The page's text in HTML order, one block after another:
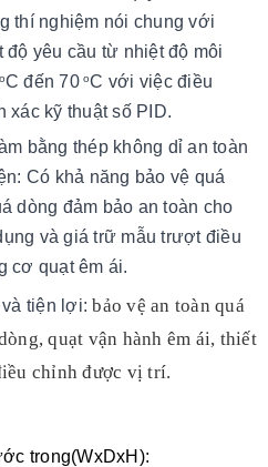
thí nghiệm nói chung với
độ yêu cầu từ nhiệt độ môi
oC đến 70oC với việc điều
xác kỹ thuật số PID.
bằng thép không dỉ an toàn
Có khả năng bảo vệ quá
dòng đảm bảo an toàn cho
và giá trữ mẫu trượt điều
cơ quạt êm ái.
và tiện lợi:bảo vệ an toàn quá
quạt vận hành êm ái, thiết
chỉnh được vị trí.
trong(WxDxH):